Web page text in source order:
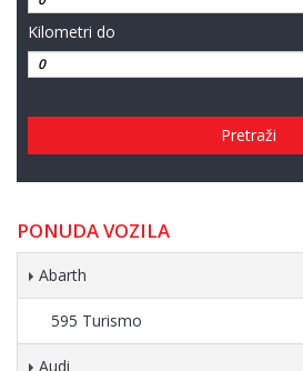
Kilometri do
Pretraži
PONUDA VOZILA
Abarth
595 Turismo
Audi